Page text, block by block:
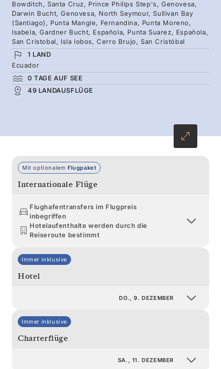
archipelago in extraordinary depth.
Bowditch, Santa Cruz, Prince Philips Step's, Genovesa,
Darwin Bucht, Genovesa, North Seymour, Sullivan Bay
(Santiago), Punta Mangle, Fernandina, Punta Moreno,
Isabela, Gardner Bucht, Española, Punta Suarez, Española,
San Cristobal, Isla lobos, Cerro Brujo, San Cristóbal
1 LAND
Ecuador
0 TAGE AUF SEE
49 LANDAUSFLÜGE
Mit optionalem Flugpaket
Internationale Flüge
Flughafentransfers im Flugpreis
inbegriffen
Hotelaufenthalte werden durch die
Reiseroute bestimmt
Immer inklusive
Hotel
DO., 9. DEZEMBER
Immer inklusive
Charterflüge
SA., 11. DEZEMBER